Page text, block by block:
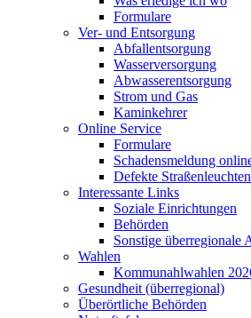
Formulare
Ver- und Entsorgung
Abfallentsorgung
Wasserversorgung
Abwasserentsorgung
Strom und Gas
Kaminkehrer
Online Service
Formulare
Schadensmeldung
Defekte
Interessante Links
Soziale Einrichtungen
Behörden
Sonstige überregionale
Wahlen
Kommunahlwahlen
Gesundheit (überregional)
Überörtliche Behörden